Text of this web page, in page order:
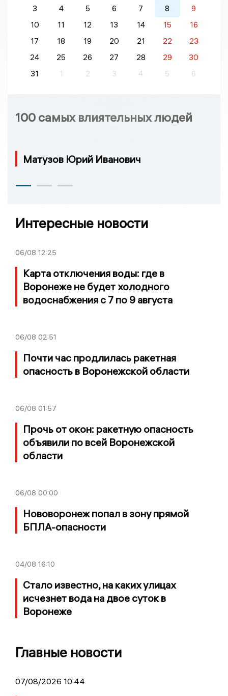
3 4 5 6 7 8
9
10
11 12 13 14 15
16
17
18 19 20 21 22
23
24
25 26 27 28 29
30
31
1 2 3 4 5 6
100 самых влиятельных людей
Матузов Юрий Иванович
Интересные новости
06/08 12:25
Карта отключения воды: где в
Воронеже не будет холодного
водоснабжения с 7 по 9 августа
06/08 02:51
Почти час продлилась ракетная
опасность в Воронежской области
06/08 01:57
Прочь от окон: ракетную опасность
объявили по всей Воронежской
области
06/08 00:00
Нововоронеж попал в зону прямой
БПЛА-опасности
04/08 16:10
Стало известно, на каких улицах
исчезнет вода на двое суток в
Воронеже
Главные новости
07/08/2026 10:44